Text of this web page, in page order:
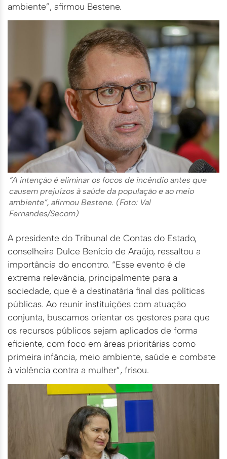
ambiente”, afirmou Bestene.
“A intenção é eliminar os focos de incêndio antes que
causem prejuízos à saúde da população e ao meio
ambiente”, afirmou Bestene. (Foto: Val
Fernandes/Secom)
A presidente do Tribunal de Contas do Estado,
conselheira Dulce Benício de Araújo, ressaltou a
importância do encontro. “Esse evento é de
extrema relevância, principalmente para a
sociedade, que é a destinatária final das políticas
públicas. Ao reunir instituições com atuação
conjunta, buscamos orientar os gestores para que
os recursos públicos sejam aplicados de forma
eficiente, com foco em áreas prioritárias como
primeira infância, meio ambiente, saúde e combate
à violência contra a mulher”, frisou.